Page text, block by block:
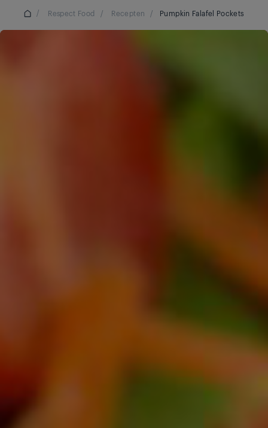
/ Respect Food / Recepten / Pumpkin Falafel Pockets